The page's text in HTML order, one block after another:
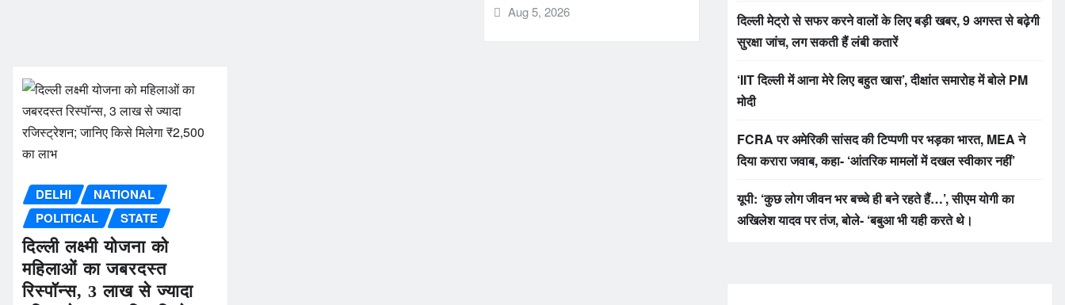
Aug 5, 2026
DELHI
NATIONAL
POLITICAL
STATE
दिल्ली लक्ष्मी योजना को
महिलाओं का जबरदस्त
रिस्पॉन्स, 3 लाख से ज्यादा
दिल्ली मेट्रो से सफर करने वालों के लिए बड़ी खबर, 9 अगस्त से बढ़ेगी
सुरक्षा जांच, लग सकती हैं लंबी कतारें
‘IIT दिल्ली में आना मेरे लिए बहुत खास’, दीक्षांत समारोह में बोले PM
मोदी
FCRA पर अमेरिकी सांसद की टिप्पणी पर भड़का भारत, MEA ने
दिया करारा जवाब, कहा- ‘आंतरिक मामलों में दखल स्वीकार नहीं’
यूपी: ‘कुछ लोग जीवन भर बच्चे ही बने रहते हैं…’, सीएम योगी का
अखिलेश यादव पर तंज, बोले- ‘बबुआ भी यही करते थे।